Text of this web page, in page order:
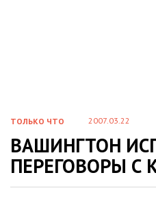
ТОЛЬКО ЧТО 2007.03.22
ВАШИНГТОН
ПЕРЕГОВОРЫ С